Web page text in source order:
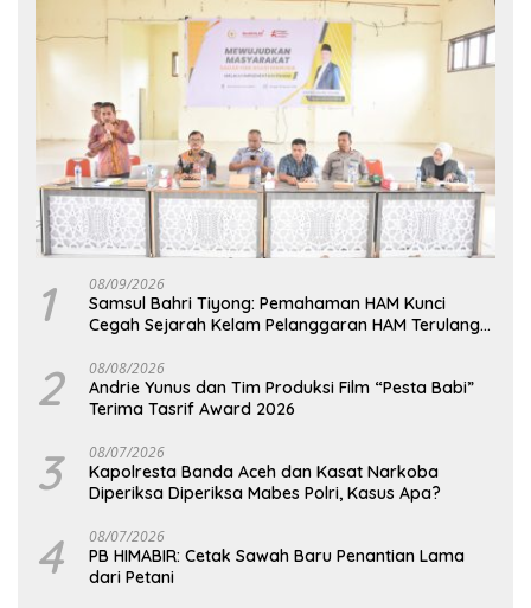
1 08/09/2026
Samsul Bahri Tiyong: Pemahaman HAM Kunci
Cegah Sejarah Kelam Pelanggaran HAM Terulang
2 08/08/2026
Andrie Yunus dan Tim Produksi Film “Pesta Babi”
Terima Tasrif Award 2026
3 08/07/2026
Kapolresta Banda Aceh dan Kasat Narkoba
Diperiksa Diperiksa Mabes Polri, Kasus Apa?
4 08/07/2026
PB HIMABIR: Cetak Sawah Baru Penantian Lama
dari Petani